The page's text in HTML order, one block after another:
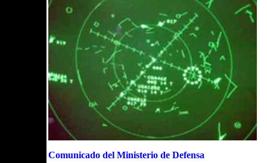
Comunicado del Ministerio de Defensa